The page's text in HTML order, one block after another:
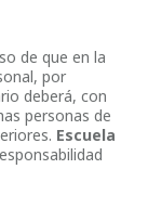
de que en la
por
deberá, con
personas de
Escuela